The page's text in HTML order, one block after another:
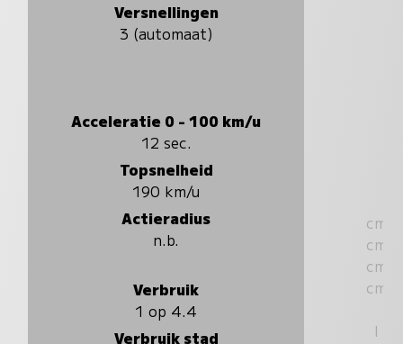
Versnellingen
3 (automaat)
Acceleratie 0 - 100 km/u
12 sec.
Topsnelheid
190 km/u
Actieradius
n.b.
Verbruik
1 op 4.4
Verbruik stad
cm
cm
cm
cm
l